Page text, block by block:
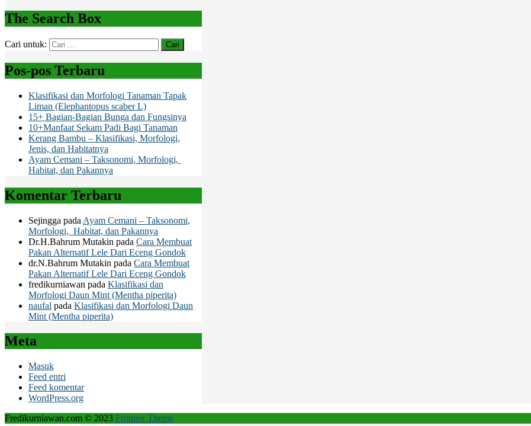
The Search Box
Cari untuk:
Pos-pos Terbaru
Klasifikasi dan Morfologi Tanaman Tapak
Liman (Elephantopus scaber L)
15+ Bagian-Bagian Bunga dan Fungsinya
10+Manfaat Sekam Padi Bagi Tanaman
Kerang Bambu – Klasifikasi, Morfologi,
Jenis, dan Habitatnya
Ayam Cemani – Taksonomi, Morfologi,
Habitat, dan Pakannya
Komentar Terbaru
Sejingga pada Ayam Cemani – Taksonomi,
Morfologi, Habitat, dan Pakannya
Dr.H.Bahrum Mutakin pada Cara Membuat
Pakan Alternatif Lele Dari Eceng Gondok
dr.N.Bahrum Mutakin pada Cara Membuat
Pakan Alternatif Lele Dari Eceng Gondok
fredikurniawan pada Klasifikasi dan
Morfologi Daun Mint (Mentha piperita)
naufal pada Klasifikasi dan Morfologi Daun
Mint (Mentha piperita)
Meta
Masuk
Feed entri
Feed komentar
WordPress.org
Fredikurniawan.com © 2023 Frontier Theme